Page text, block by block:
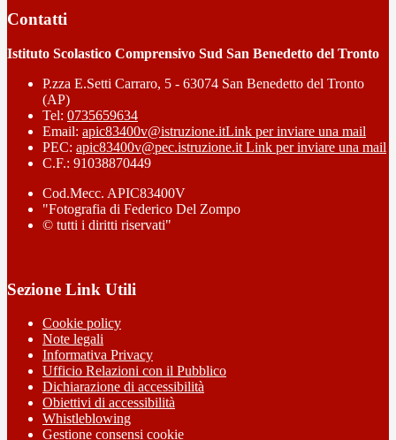
Contatti
Istituto Scolastico Comprensivo Sud San Benedetto del Tronto
P.zza E.Setti Carraro, 5 - 63074 San Benedetto del Tronto
(AP)
Tel: 0735659634
Email: apic83400v@istruzione.itLink per inviare una mail
PEC: apic83400v@pec.istruzione.it Link per inviare una mail
C.F.: 91038870449
Cod.Mecc. APIC83400V
"Fotografia di Federico Del Zompo
© tutti i diritti riservati"
Sezione Link Utili
Cookie policy
Note legali
Informativa Privacy
Ufficio Relazioni con il Pubblico
Dichiarazione di accessibilità
Obiettivi di accessibilità
Whistleblowing
Gestione consensi cookie